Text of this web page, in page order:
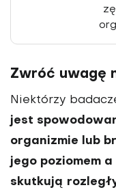
Zwróć uwagę
Niektórzy
jest
organizmie lub
jego poziomem
skutkują